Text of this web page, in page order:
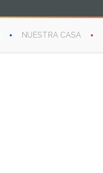
NUESTRA CASA